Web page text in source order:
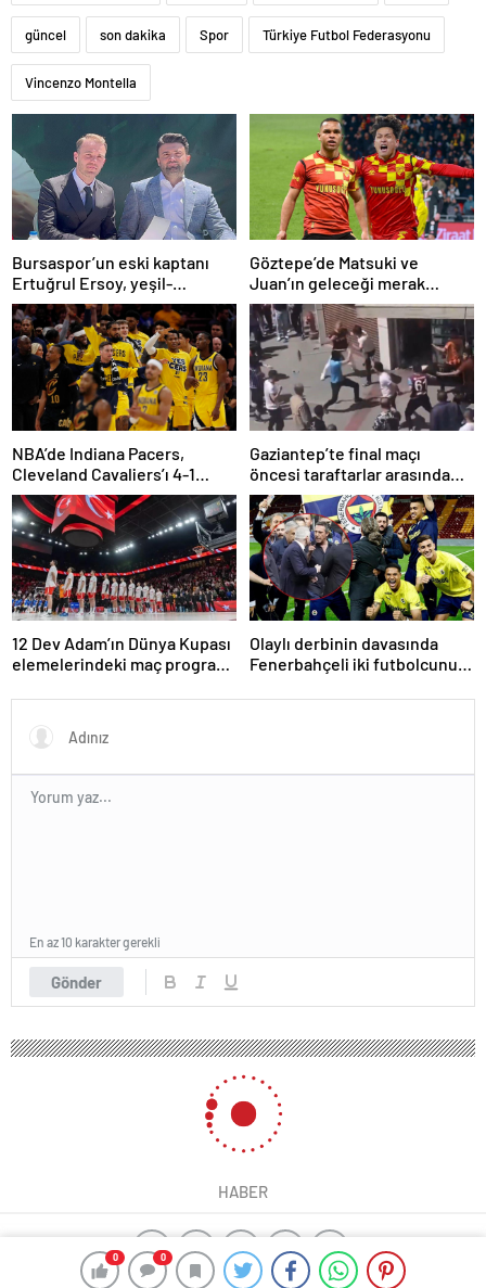
0 0
güncel son dakika Spor Türkiye Futbol Federasyonu
Vincenzo Montella
Bursaspor’un eski kaptanı
Ertuğrul Ersoy, yeşil-
beyazlılara geri döndü
Göztepe’de Matsuki ve
Juan’ın geleceği merak
konusu
NBA’de Indiana Pacers,
Cleveland Cavaliers’ı 4-1
yenerek konferans finaline
yükseldi
Gaziantep’te final maçı
öncesi taraftarlar arasında
tartışma çıktı
12 Dev Adam’ın Dünya Kupası
elemelerindeki maç programı
Olaylı derbinin davasında
Fenerbahçeli iki futbolcunun
Gönder
En az 10 karakter gerekli
HABER